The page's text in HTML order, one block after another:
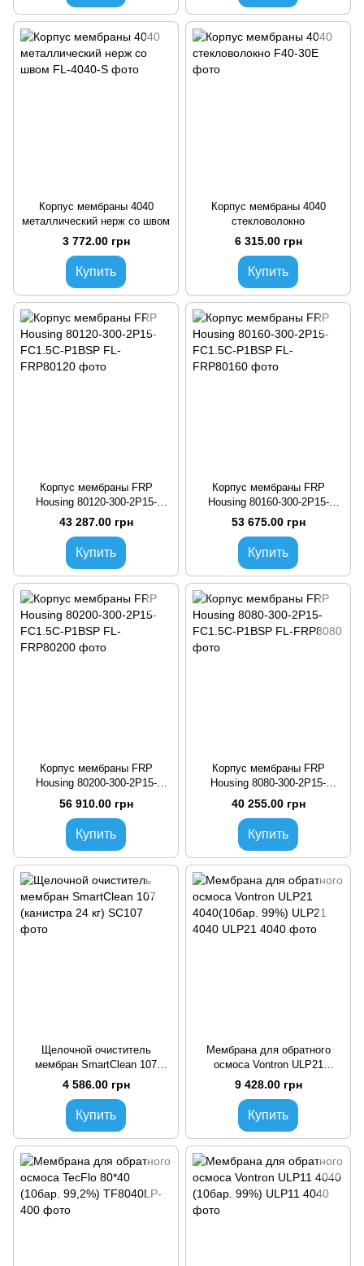
Корпус мембраны 4040
металлический нерж со швом
3 772.00 грн
Купить
Корпус мембраны 4040
стекловолокно
6 315.00 грн
Купить
Корпус мембраны FRP
Housing 80120-300-2P15-
FC1.5C-P1BSP
43 287.00 грн
Купить
Корпус мембраны FRP
Housing 80160-300-2P15-
FC1.5C-P1BSP
53 675.00 грн
Купить
Корпус мембраны FRP
Housing 80200-300-2P15-
FC1.5C-P1BSP
56 910.00 грн
Купить
Корпус мембраны FRP
Housing 8080-300-2P15-
FC1.5C-P1BSP
40 255.00 грн
Купить
Щелочной очиститель
мембран SmartClean 107
(канистра 24 кг)
4 586.00 грн
Купить
Мембрана для обратного
осмоса Vontron ULP21
4040(10бар. 99%) ULP21 4040
9 428.00 грн
Купить